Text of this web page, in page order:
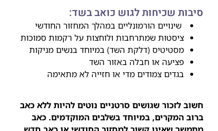
סיבות שכיחות לגוש כואב בשד:
שינויים הורמונליים במהלך המחזור החודשי
ציסטות שמתרחבות ולוחצות על רקמות סמוכות
מסטיטיס (דלקת השד) במיוחד בנשים מניקות
פציעה או חבלה באזור השד
בגדים צמודים מדי או חזייה לא מתאימה
חשוב לזכור שגושים סרטניים נוטים להיות ללא כאב
ברוב המקרים, במיוחד בשלבים המוקדמים. כאב